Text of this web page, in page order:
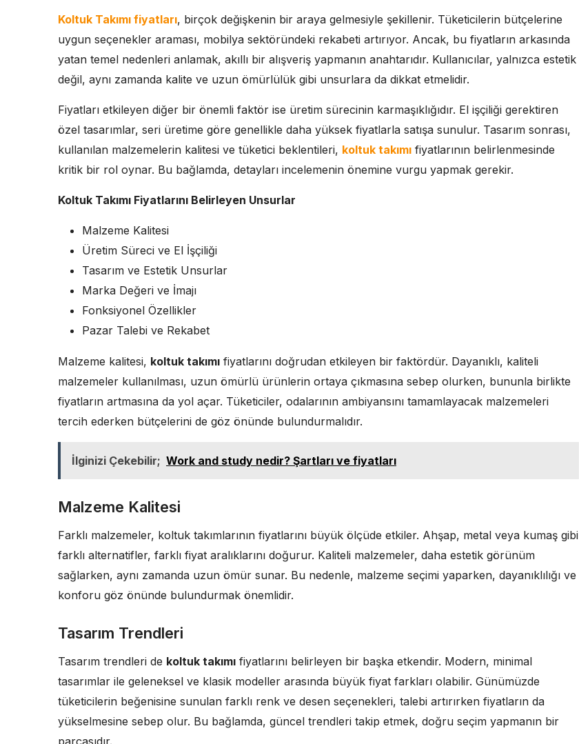
Koltuk Takımı fiyatları, birçok değişkenin bir araya gelmesiyle şekillenir. Tüketicilerin bütçelerine
uygun seçenekler araması, mobilya sektöründeki rekabeti artırıyor. Ancak, bu fiyatların arkasında
yatan temel nedenleri anlamak, akıllı bir alışveriş yapmanın anahtarıdır. Kullanıcılar, yalnızca estetik
değil, aynı zamanda kalite ve uzun ömürlülük gibi unsurlara da dikkat etmelidir.
Fiyatları etkileyen diğer bir önemli faktör ise üretim sürecinin karmaşıklığıdır. El işçiliği gerektiren
özel tasarımlar, seri üretime göre genellikle daha yüksek fiyatlarla satışa sunulur. Tasarım sonrası,
kullanılan malzemelerin kalitesi ve tüketici beklentileri, koltuk takımı fiyatlarının belirlenmesinde
kritik bir rol oynar. Bu bağlamda, detayları incelemenin önemine vurgu yapmak gerekir.
Koltuk Takımı Fiyatlarını Belirleyen Unsurlar
Malzeme Kalitesi
Üretim Süreci ve El İşçiliği
Tasarım ve Estetik Unsurlar
Marka Değeri ve İmajı
Fonksiyonel Özellikler
Pazar Talebi ve Rekabet
Malzeme kalitesi, koltuk takımı fiyatlarını doğrudan etkileyen bir faktördür. Dayanıklı, kaliteli
malzemeler kullanılması, uzun ömürlü ürünlerin ortaya çıkmasına sebep olurken, bununla birlikte
fiyatların artmasına da yol açar. Tüketiciler, odalarının ambiyansını tamamlayacak malzemeleri
tercih ederken bütçelerini de göz önünde bulundurmalıdır.
İlginizi Çekebilir; Work and study nedir? Şartları ve fiyatları
Malzeme Kalitesi
Farklı malzemeler, koltuk takımlarının fiyatlarını büyük ölçüde etkiler. Ahşap, metal veya kumaş gibi
farklı alternatifler, farklı fiyat aralıklarını doğurur. Kaliteli malzemeler, daha estetik görünüm
sağlarken, aynı zamanda uzun ömür sunar. Bu nedenle, malzeme seçimi yaparken, dayanıklılığı ve
konforu göz önünde bulundurmak önemlidir.
Tasarım Trendleri
Tasarım trendleri de koltuk takımı fiyatlarını belirleyen bir başka etkendir. Modern, minimal
tasarımlar ile geleneksel ve klasik modeller arasında büyük fiyat farkları olabilir. Günümüzde
tüketicilerin beğenisine sunulan farklı renk ve desen seçenekleri, talebi artırırken fiyatların da
yükselmesine sebep olur. Bu bağlamda, güncel trendleri takip etmek, doğru seçim yapmanın bir
parçasıdır.